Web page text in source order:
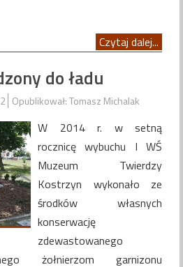
Czytaj dalej...
do ładu
Opublikował: Tomasz Michalak
W 2014 r. w setną
rocznicę wybuchu I WŚ
Muzeum Twierdzy
Kostrzyn wykonało ze
środków własnych
konserwację
zdewastowanego
żołnierzom garnizonu